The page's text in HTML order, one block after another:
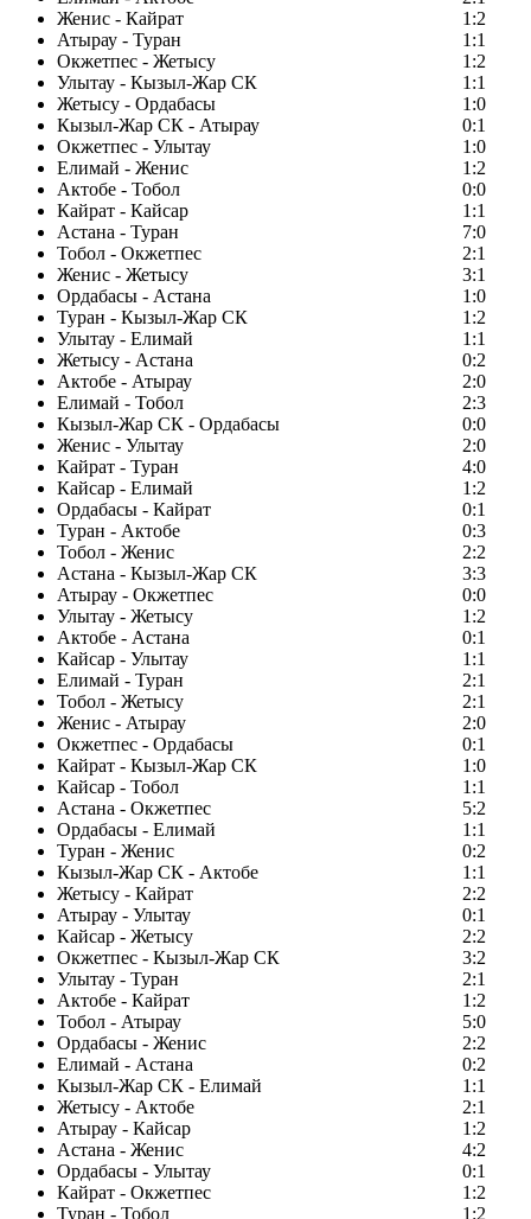
Женис - Кайрат
1:2
Атырау - Туран
1:1
Окжетпес - Жетысу
1:2
Улытау - Кызыл-Жар СК
1:1
Жетысу - Ордабасы
1:0
Кызыл-Жар СК - Атырау
0:1
Окжетпес - Улытау
1:0
Елимай - Женис
1:2
Актобе - Тобол
0:0
Кайрат - Кайсар
1:1
Астана - Туран
7:0
Тобол - Окжетпес
2:1
Женис - Жетысу
3:1
Ордабасы - Астана
1:0
Туран - Кызыл-Жар СК
1:2
Улытау - Елимай
1:1
Жетысу - Астана
0:2
Актобе - Атырау
2:0
Елимай - Тобол
2:3
Кызыл-Жар СК - Ордабасы
0:0
Женис - Улытау
2:0
Кайрат - Туран
4:0
Кайсар - Елимай
1:2
Ордабасы - Кайрат
0:1
Туран - Актобе
0:3
Тобол - Женис
2:2
Астана - Кызыл-Жар СК
3:3
Атырау - Окжетпес
0:0
Улытау - Жетысу
1:2
Актобе - Астана
0:1
Кайсар - Улытау
1:1
Елимай - Туран
2:1
Тобол - Жетысу
2:1
Женис - Атырау
2:0
Окжетпес - Ордабасы
0:1
Кайрат - Кызыл-Жар СК
1:0
Кайсар - Тобол
1:1
Астана - Окжетпес
5:2
Ордабасы - Елимай
1:1
Туран - Женис
0:2
Кызыл-Жар СК - Актобе
1:1
Жетысу - Кайрат
2:2
Атырау - Улытау
0:1
Кайсар - Жетысу
2:2
Окжетпес - Кызыл-Жар СК
3:2
Улытау - Туран
2:1
Актобе - Кайрат
1:2
Тобол - Атырау
5:0
Ордабасы - Женис
2:2
Елимай - Астана
0:2
Кызыл-Жар СК - Елимай
1:1
Жетысу - Актобе
2:1
Атырау - Кайсар
1:2
Астана - Женис
4:2
Ордабасы - Улытау
0:1
Кайрат - Окжетпес
1:2
Туран - Тобол
1:2